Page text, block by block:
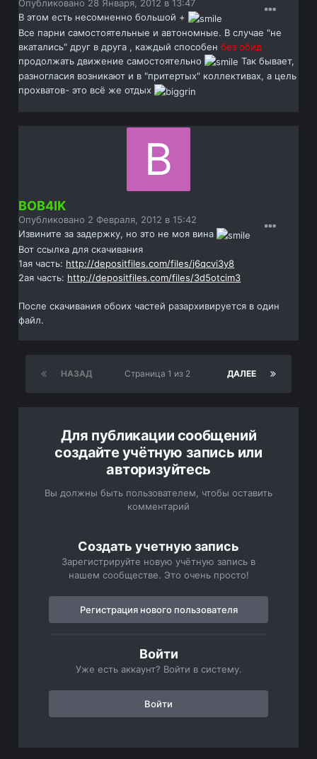
Опубликовано 28 Января, 2012 в 13:47
В этом есть несомненно большой +
Все парни самостоятельные и автономные. В случае "не
вкатались" друг в друга , каждый способенбез обид
продолжать движение самостоятельно
Так бывает,
разногласия возникают и в "притертых" коллективах, а цель
прохватов- это всё же отдых
BOB4IK
Опубликовано 2 Февраля, 2012 в 15:42
Извините за задержку, но это не моя вина
Вот ссылка для скачивания
1ая часть: http://depositfiles.com/files/j6qcvi3y8
2ая часть: http://depositfiles.com/files/3d5otcim3
После скачивания обоих частей разархивируется в один
файл.
НАЗАД ДАЛЕЕ
Страница 1 из 2
Для публикации сообщений
создайте учётную запись или
авторизуйтесь
Вы должны быть пользователем, чтобы оставить
комментарий
Создать учетную запись
Зарегистрируйте новую учётную запись в
нашем сообществе. Это очень просто!
Регистрация нового пользователя
Войти
Уже есть аккаунт? Войти в систему.
Войти